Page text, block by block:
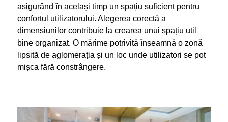
asigurând în același timp un spațiu suficient pentru
confortul utilizatorului. Alegerea corectă a
dimensiunilor contribuie la crearea unui spațiu util
bine organizat. O mărime potrivită înseamnă o zonă
lipsită de aglomerația și un loc unde utilizatori se pot
mișca fără constrângere.